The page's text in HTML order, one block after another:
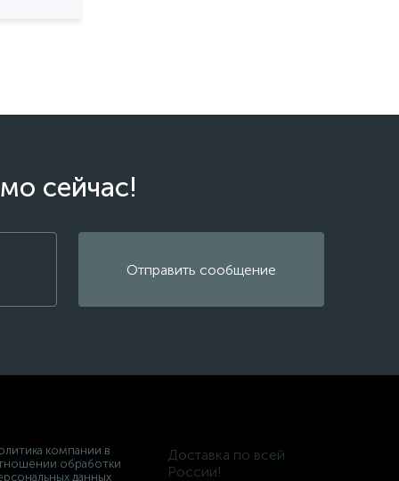
сейчас!
Отправить сообщение
компании в
обработки
данных
Доставка по всей
России!